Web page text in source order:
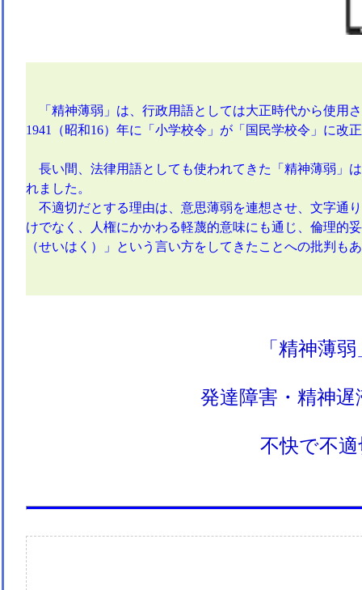
「精神薄弱」は、行政用語としては大正時代から使
1941（昭和16）年に「小学校令」が「国民学校令」に改
長い間、法律用語としても使われてきた「精神薄弱」
れました。
不適切だとする理由は、意思薄弱を連想させ、文字通
けでなく、人権にかかわる軽蔑的意味にも通じ、倫理的
（せいはく）」という言い方をしてきたことへの批判も
「精神薄
発達障害・精神
不快で不